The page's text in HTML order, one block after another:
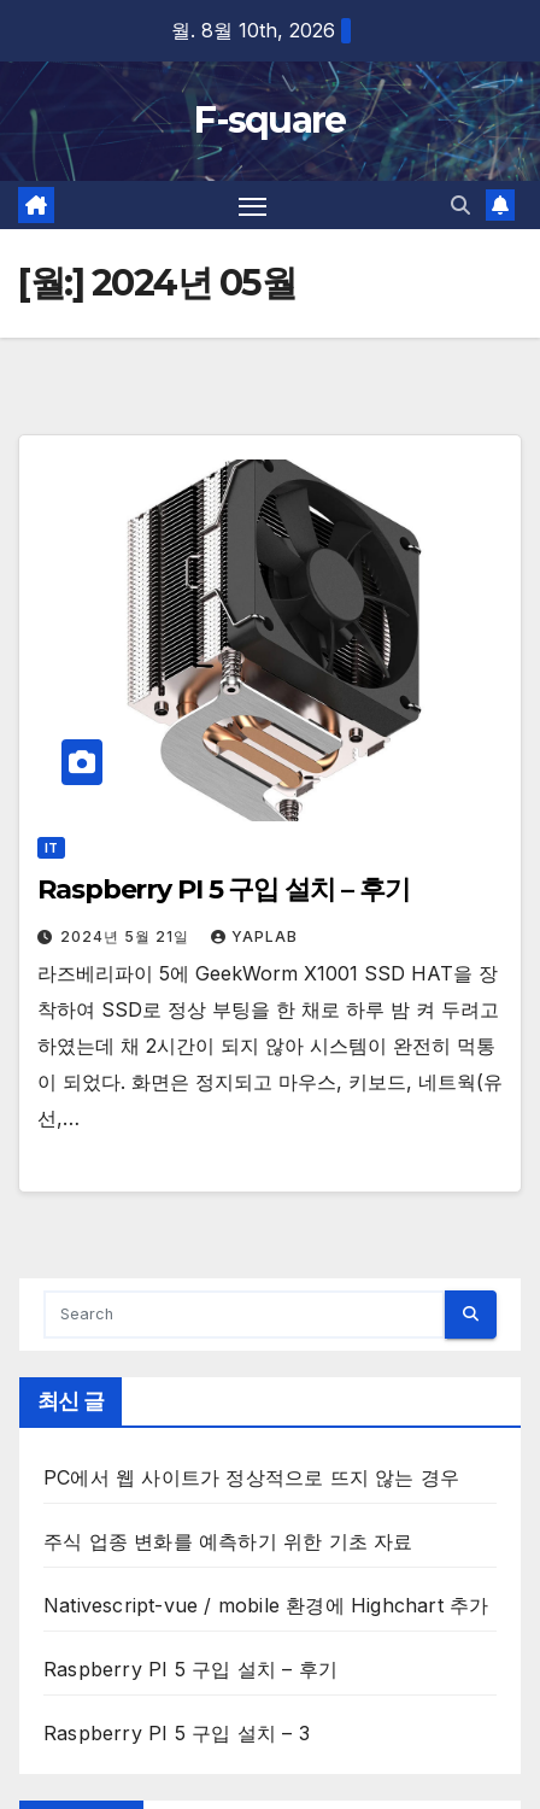
content
월. 8월 10th, 2026
F-square
[월:]2024년 05월
IT
Raspberry PI 5 구입 설치 – 후기
2024년 5월 21일 YAPLAB
라즈베리파이 5에 GeekWorm X1001 SSD HAT을 장
착하여 SSD로 정상 부팅을 한 채로 하루 밤 켜 두려고
하였는데 채 2시간이 되지 않아 시스템이 완전히 먹통
이 되었다. 화면은 정지되고 마우스, 키보드, 네트웍(유
선,…
최신 글
PC에서 웹 사이트가 정상적으로 뜨지 않는 경우
주식 업종 변화를 예측하기 위한 기초 자료
Nativescript-vue / mobile 환경에 Highchart 추가
Raspberry PI 5 구입 설치 – 후기
Raspberry PI 5 구입 설치 – 3